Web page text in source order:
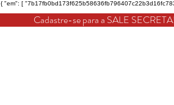
[
Cadastre-se para a SALE SECRETA!